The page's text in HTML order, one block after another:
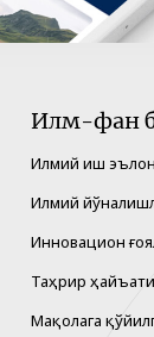
Илм-фан
Илмий иш
Илмий
Инновацион
Таҳрир ҳайъати
Мақолага